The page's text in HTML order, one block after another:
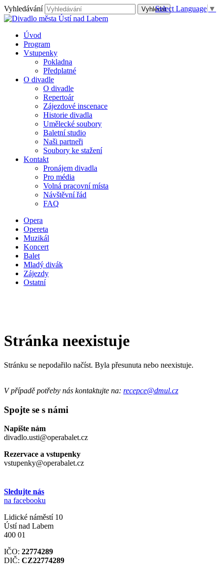
Vyhledávání
Úvod
Program
Vstupenky
Pokladna
Předplatné
O divadle
O divadle
Repertoár
Zájezdové inscenace
Historie divadla
Umělecké soubory
Baletní studio
Naši partneři
Soubory ke stažení
Kontakt
Pronájem divadla
Pro média
Volná pracovní místa
Návštěvní řád
FAQ
Select Language ▼
Opera
Opereta
Muzikál
Koncert
Balet
Mladý divák
Zájezdy
Ostatní
Stránka neexistuje
Stránku se nepodařilo načíst. Byla přesunuta nebo neexistuje.
V případě potřeby nás kontaktujte na: recepce@dmul.cz
Spojte se s námi
Napište nám
divadlo.usti@operabalet.cz
Rezervace a vstupenky
vstupenky@operabalet.cz
Sledujte nás
na facebooku
Lidické náměstí 10
Ústí nad Labem
400 01
IČO: 22774289
DIČ: CZ22774289